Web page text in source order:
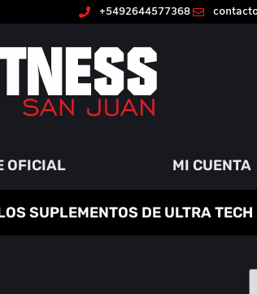
+5492644577368
OFICIAL MI CUENTA
SUPLEMENTOS DE ULTRA TECH